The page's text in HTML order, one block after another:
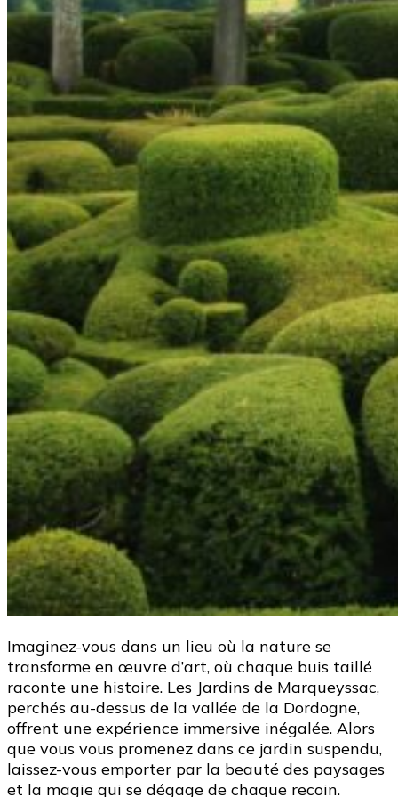
Imaginez-vous dans un lieu où la nature se
transforme en œuvre d’art, où chaque buis taillé
raconte une histoire. Les Jardins de Marqueyssac,
perchés au-dessus de la vallée de la Dordogne,
offrent une expérience immersive inégalée. Alors
que vous vous promenez dans ce jardin suspendu,
laissez-vous emporter par la beauté des paysages
et la magie qui se dégage de chaque recoin.